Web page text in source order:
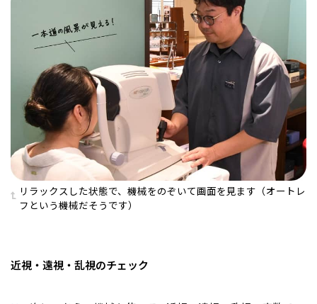
リラックスした状態で、機械をのぞいて画面を見ます（オートレ
フという機械だそうです）
近視・遠視・乱視のチェック